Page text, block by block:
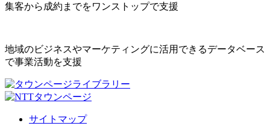
集客から成約までをワンストップで支援
地域のビジネスやマーケティングに活用できるデータベース
で事業活動を支援
サイトマップ